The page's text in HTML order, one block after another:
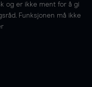
og er ikke ment for å gi
Funksjonen må ikke